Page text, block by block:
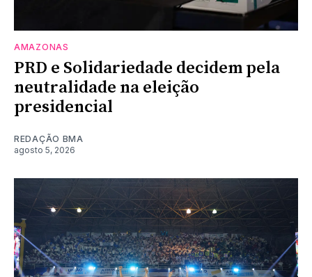
AMAZONAS
PRD e Solidariedade decidem pela
neutralidade na eleição
presidencial
REDAÇÃO BMA
agosto 5, 2026